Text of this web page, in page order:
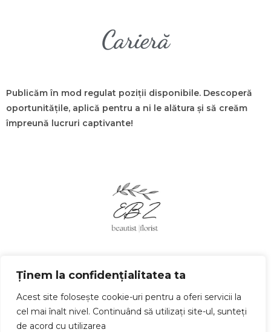
Ținem la confidențialitatea ta
Acest site folosește cookie-uri pentru a oferi servicii la
cel mai înalt nivel. Continuând să utilizați site-ul, sunteți
de acord cu utilizarea
Carieră
Publicăm în mod regulat poziții disponibile. Descoperă
oportunitățile, aplică pentru a ni le alătura și să creăm
împreună lucruri captivante!
Politica de confidențialitate Termeni și condiții
© Copyright 2025 emokebeautyzone.ro | Realizat în cadrul
proiectului